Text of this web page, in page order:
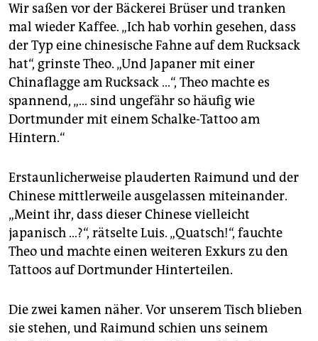
Wir saßen vor der Bäckerei Brüser und tranken
mal wieder Kaffee. „Ich hab vorhin gesehen, dass
der Typ eine chinesische Fahne auf dem Rucksack
hat“, grinste Theo. „Und Japaner mit einer
Chinaflagge am Rucksack …“, Theo machte es
spannend, „… sind ungefähr so häufig wie
Dortmunder mit einem Schalke-Tattoo am
Hintern.“
Erstaunlicherweise plauderten Raimund und der
Chinese mittlerweile ausgelassen miteinander.
„Meint ihr, dass dieser Chinese vielleicht
japanisch …?“, rätselte Luis. „Quatsch!“, fauchte
Theo und machte einen weiteren Exkurs zu den
Tattoos auf Dortmunder Hinterteilen.
Die zwei kamen näher. Vor unserem Tisch blieben
sie stehen, und Raimund schien uns seinem